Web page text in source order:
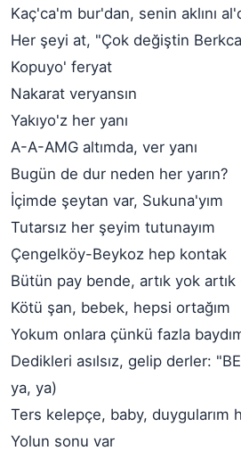
Kaç'ca'm bur'dan, senin aklını
Her şeyi at, "Çok değiştin
Kopuyo' feryat
Nakarat veryansın
Yakıyo'z her yanı
A-A-AMG altımda, ver yanı
Bugün de dur neden her yarın?
İçimde şeytan var, Sukuna'yım
Tutarsız her şeyim tutunayım
Çengelköy-Beykoz hep kontak
Bütün pay bende, artık yok
Kötü şan, bebek, hepsi ortağım
Yokum onlara çünkü fazla
Dedikleri asılsız, gelip derler:
ya, ya)
Ters kelepçe, baby, duygularım
Yolun sonu var